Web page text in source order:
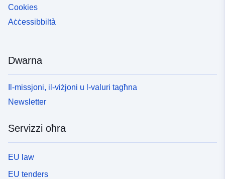
Cookies
Aċċessibbiltà
Dwarna
Il-missjoni, il-viżjoni u l-valuri tagħna
Newsletter
Servizzi oħra
EU law
EU tenders